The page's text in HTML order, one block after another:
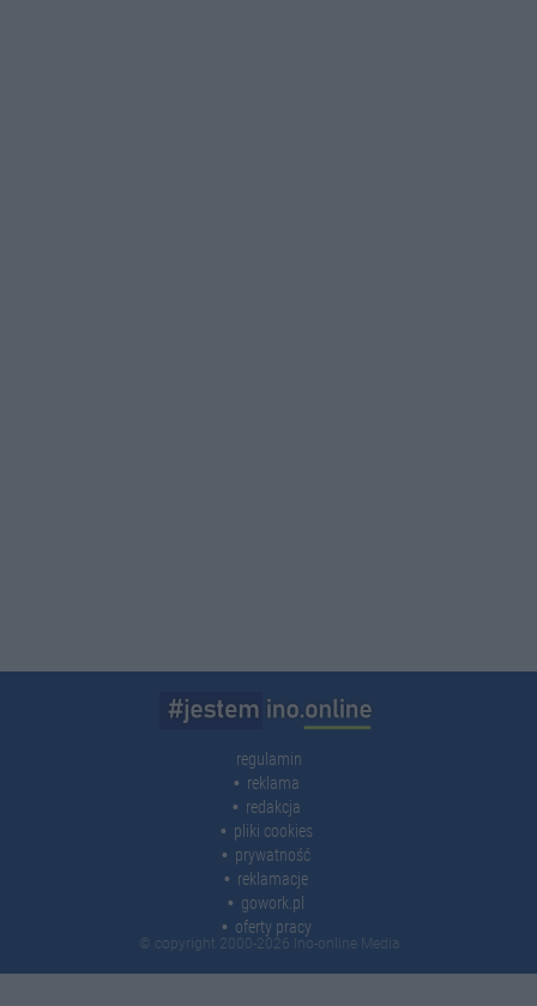
regulamin
reklama
redakcja
pliki cookies
prywatność
reklamacje
gowork.pl
oferty pracy
© copyright 2000-2026 Ino-online Media